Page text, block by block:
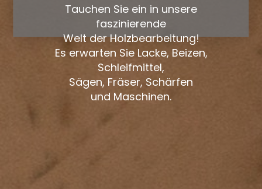
Tauchen Sie ein in unsere
faszinierende
Welt der Holzbearbeitung!
Es erwarten Sie Lacke, Beizen,
Schleifmittel,
Sägen, Fräser, Schärfen
und Maschinen.